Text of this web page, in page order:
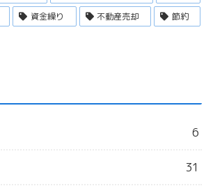
資金繰り 不動産売却 節約
6
31